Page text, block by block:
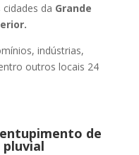
da Grande
indústrias,
outros locais 24
de
pluvial